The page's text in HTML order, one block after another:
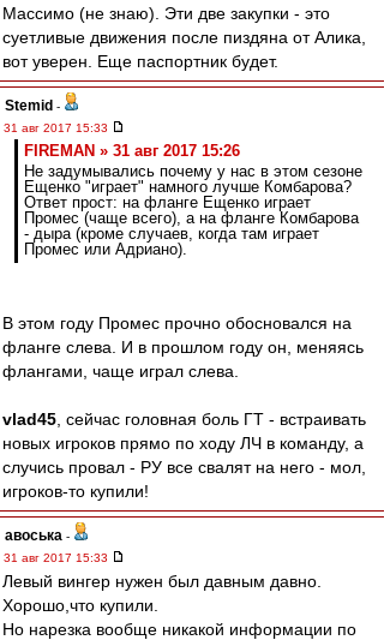
Массимо (не знаю). Эти две закупки - это
суетливые движения после пиздяна от Алика,
вот уверен. Еще паспортник будет.
Stemid -
31 авг 2017 15:33
FIREMAN » 31 авг 2017 15:26
Не задумывались почему у нас в этом сезоне
Ещенко "играет" намного лучше Комбарова?
Ответ прост: на фланге Ещенко играет
Промес (чаще всего), а на фланге Комбарова
- дыра (кроме случаев, когда там играет
Промес или Адриано).
В этом году Промес прочно обосновался на
фланге слева. И в прошлом году он, меняясь
флангами, чаще играл слева.
vlad45 , сейчас головная боль ГТ - встраивать
новых игроков прямо по ходу ЛЧ в команду, а
случись провал - РУ все свалят на него - мол,
игроков-то купили!
авоська -
31 авг 2017 15:33
Левый вингер нужен был давным давно.
Хорошо,что купили.
Но нарезка вообще никакой информации по